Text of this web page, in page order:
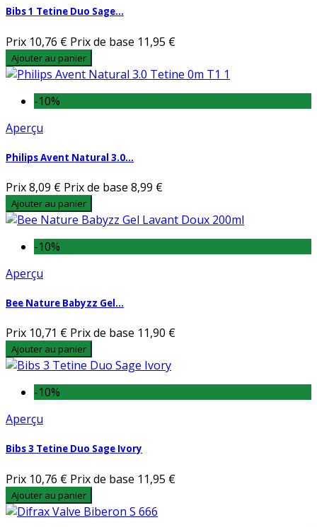
Bibs 1 Tetine Duo Sage...
Prix 10,76 € Prix de base 11,95 €
Ajouter au panier
-10%
Aperçu
Philips Avent Natural 3.0...
Prix8,09 € Prix de base 8,99 €
Ajouter au panier
-10%
Aperçu
Bee Nature Babyzz Gel...
Prix 10,71 € Prix de base 11,90 €
Ajouter au panier
-10%
Aperçu
Bibs 3 Tetine Duo Sage Ivory
Prix 10,76 € Prix de base 11,95 €
Ajouter au panier